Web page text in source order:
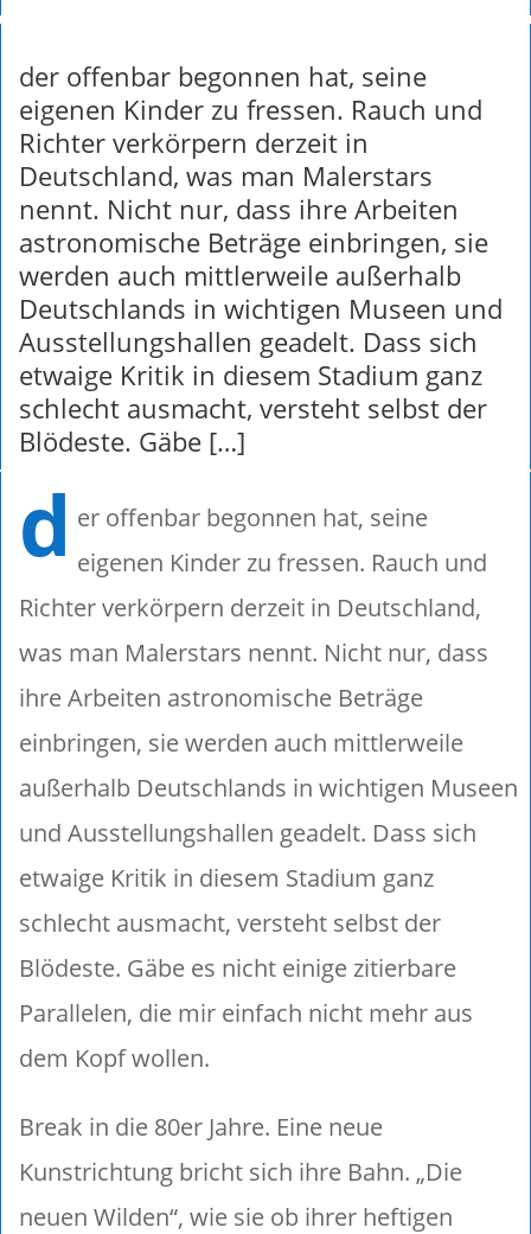
der offenbar begonnen hat, seine
eigenen Kinder zu fressen. Rauch und
Richter verkörpern derzeit in
Deutschland, was man Malerstars
nennt. Nicht nur, dass ihre Arbeiten
astronomische Beträge einbringen, sie
werden auch mittlerweile außerhalb
Deutschlands in wichtigen Museen und
Ausstellungshallen geadelt. Dass sich
etwaige Kritik in diesem Stadium ganz
schlecht ausmacht, versteht selbst der
Blödeste. Gäbe […]
d er offenbar begonnen hat, seine
eigenen Kinder zu fressen. Rauch und
Richter verkörpern derzeit in Deutschland,
was man Malerstars nennt. Nicht nur, dass
ihre Arbeiten astronomische Beträge
einbringen, sie werden auch mittlerweile
außerhalb Deutschlands in wichtigen Museen
und Ausstellungshallen geadelt. Dass sich
etwaige Kritik in diesem Stadium ganz
schlecht ausmacht, versteht selbst der
Blödeste. Gäbe es nicht einige zitierbare
Parallelen, die mir einfach nicht mehr aus
dem Kopf wollen.
Break in die 80er Jahre. Eine neue
Kunstrichtung bricht sich ihre Bahn. „Die
neuen Wilden“, wie sie ob ihrer heftigen